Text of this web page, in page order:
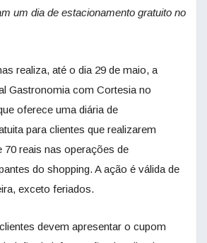
um dia de estacionamento gratuito no
realiza, até o dia 29 de maio, a
Gastronomia com Cortesia no
oferece uma diária de
para clientes que realizarem
70 reais nas operações de
do shopping. A ação é válida de
exceto feriados.
devem apresentar o cupom